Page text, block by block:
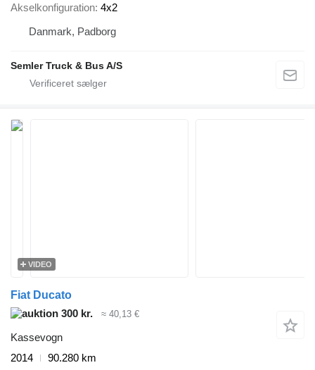
Akselkonfiguration 4x2
Danmark, Padborg
Semler Truck & Bus A/S
VIDEO
Fiat Ducato
300 kr.
≈ 40,13 €
Kassevogn
2014
90.280 km